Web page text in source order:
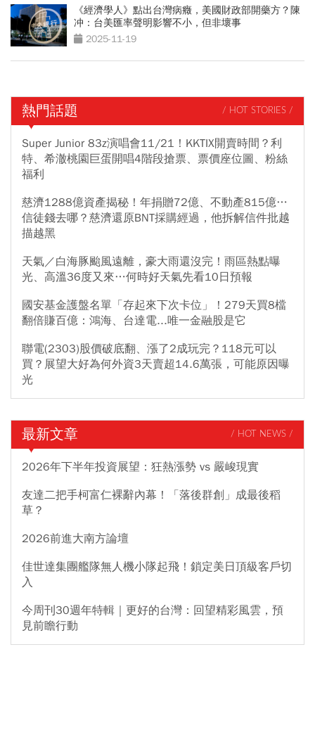
《經濟學人》點出台灣病癥，美國財政部開藥方？陳
冲：台美匯率聲明影響不小，但非壞事
2025-11-19
熱門話題 / HOT STORIES /
Super Junior 83z演唱會11/21！KKTIX開賣時間？利
特、希澈桃園巨蛋開唱4階段搶票、票價座位圖、粉絲
福利
慈濟1288億資產揭秘！年捐贈72億、不動產815億…
信徒錢去哪？慈濟還原BNT採購經過，他拆解信件批越
描越黑
天氣／白海豚颱風遠離，豪大雨還沒完！雨區熱點曝
光、高溫36度又來…何時好天氣先看10日預報
國安基金護盤名單「存起來下次卡位」！279天買8檔
翻倍賺百億：鴻海、台達電...唯一金融股是它
聯電(2303)股價破底翻、漲了2成玩完？118元可以
買？展望大好為何外資3天賣超14.6萬張，可能原因曝
光
最新文章 / HOT NEWS /
2026年下半年投資展望：狂熱漲勢 vs 嚴峻現實
友達二把手柯富仁裸辭內幕！「落後群創」成最後稻
草？
2026前進大南方論壇
佳世達集團艦隊無人機小隊起飛！鎖定美日頂級客戶切
入
今周刊30週年特輯｜更好的台灣：回望精彩風雲，預
見前瞻行動